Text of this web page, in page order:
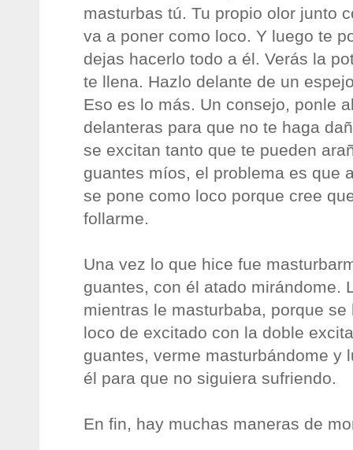
masturbas tú. Tu propio olor junto
va a poner como loco. Y luego te
dejas hacerlo todo a él. Verás la
te llena. Hazlo delante de un
Eso es lo más. Un consejo, ponle
delanteras para que no te haga
se excitan tanto que te pueden
guantes míos, el problema es que
se pone como loco porque cree
follarme.
Una vez lo que hice fue
guantes, con él atado mirándome.
mientras le masturbaba, porque
loco de excitado con la doble
guantes, verme masturbándome y
él para que no siguiera sufriendo.
En fin, hay muchas maneras de